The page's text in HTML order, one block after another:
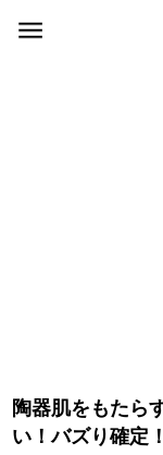
陶器肌をもたら
い！バズり確定